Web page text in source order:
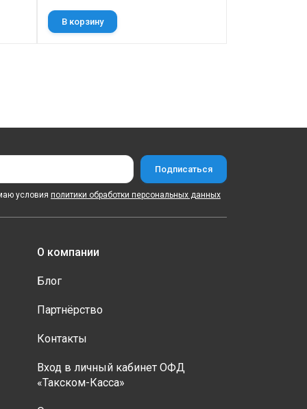
В корзину
условия политики обработки персональных данных
О компании
Блог
Партнёрство
Контакты
Вход в личный кабинет ОФД
«Такском-Касса»